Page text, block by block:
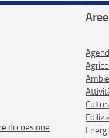
di coesione